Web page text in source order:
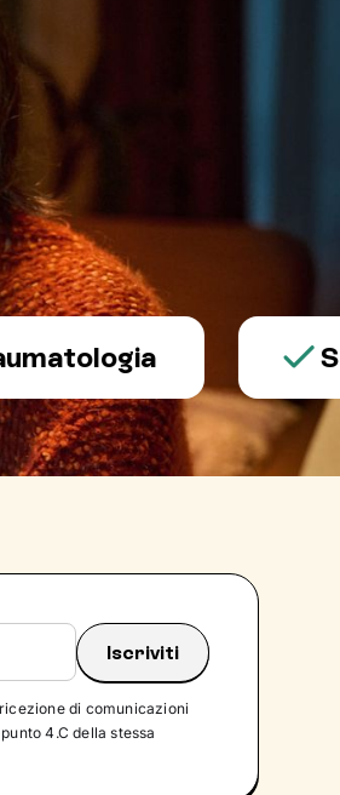
di comunicazioni
4.C della stessa